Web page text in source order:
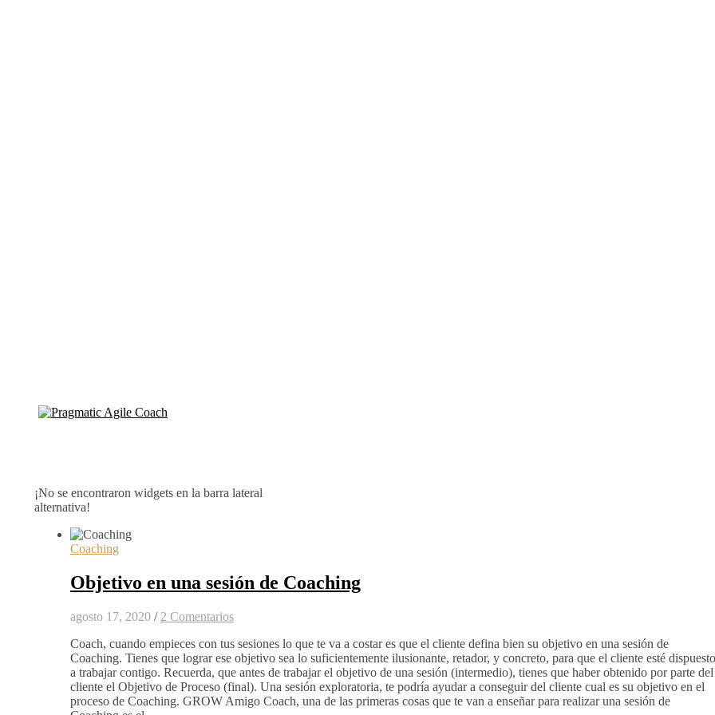
¡No se encontraron widgets en la barra lateral
alternativa!
Coaching
Objetivo en una sesión de Coaching
agosto 17, 2020 / 2 Comentarios
Coach, cuando empieces con tus sesiones lo que te va a costar es que el cliente defina bien su objetivo en una sesión de
Coaching. Tienes que lograr ese objetivo sea lo suficientemente ilusionante, retador, y concreto, para que el cliente esté dispuesto
a trabajar contigo. Recuerda, que antes de trabajar el objetivo de una sesión (intermedio), tienes que haber obtenido por parte del
cliente el Objetivo de Proceso (final). Una sesión exploratoria, te podría ayudar a conseguir del cliente cual es su objetivo en el
proceso de Coaching. GROW Amigo Coach, una de las primeras cosas que te van a enseñar para realizar una sesión de